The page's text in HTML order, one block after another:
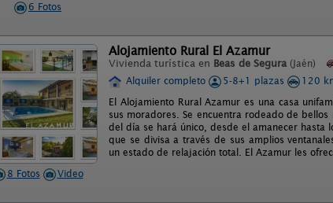
6 Fotos
8 Fotos Video
Alojamiento Rural El Azamur
Vivienda turística en Beas de Segura (Jaén)
Alquiler completo
5-8+1 plazas
120
El Alojamiento Rural Azamur es una casa
sus moradores. Se encuentra rodeado de
del día se hará único, desde el amanecer hasta
que se divisa a través de sus amplios
un estado de relajación total. El Azamur les